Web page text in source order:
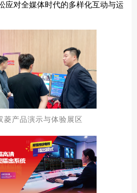
应对全媒体时代的多样化互动与运
菱产品演示与体验展区